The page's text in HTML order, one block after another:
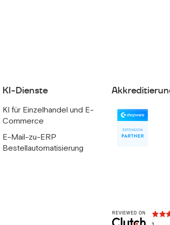
KI-Dienste
KI für Einzelhandel und E-
Commerce
E-Mail-zu-ERP
Bestellautomatisierung